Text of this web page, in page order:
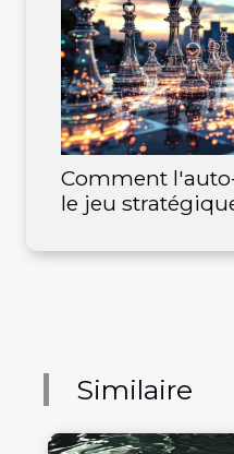
Comment
le jeu
Similaire